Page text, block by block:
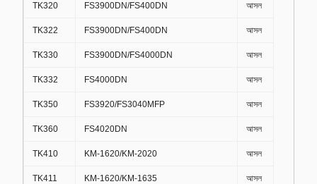
TK320 FS3900DN/FS400DN আসল
TK322 FS3900DN/FS400DN আসল
TK330 FS3900DN/FS4000DN আসল
TK332 FS4000DN আসল
TK350 FS3920/FS3040MFP আসল
TK360 FS4020DN আসল
TK410 KM-1620/KM-2020 আসল
TK411 KM-1620/KM-1635 আসল